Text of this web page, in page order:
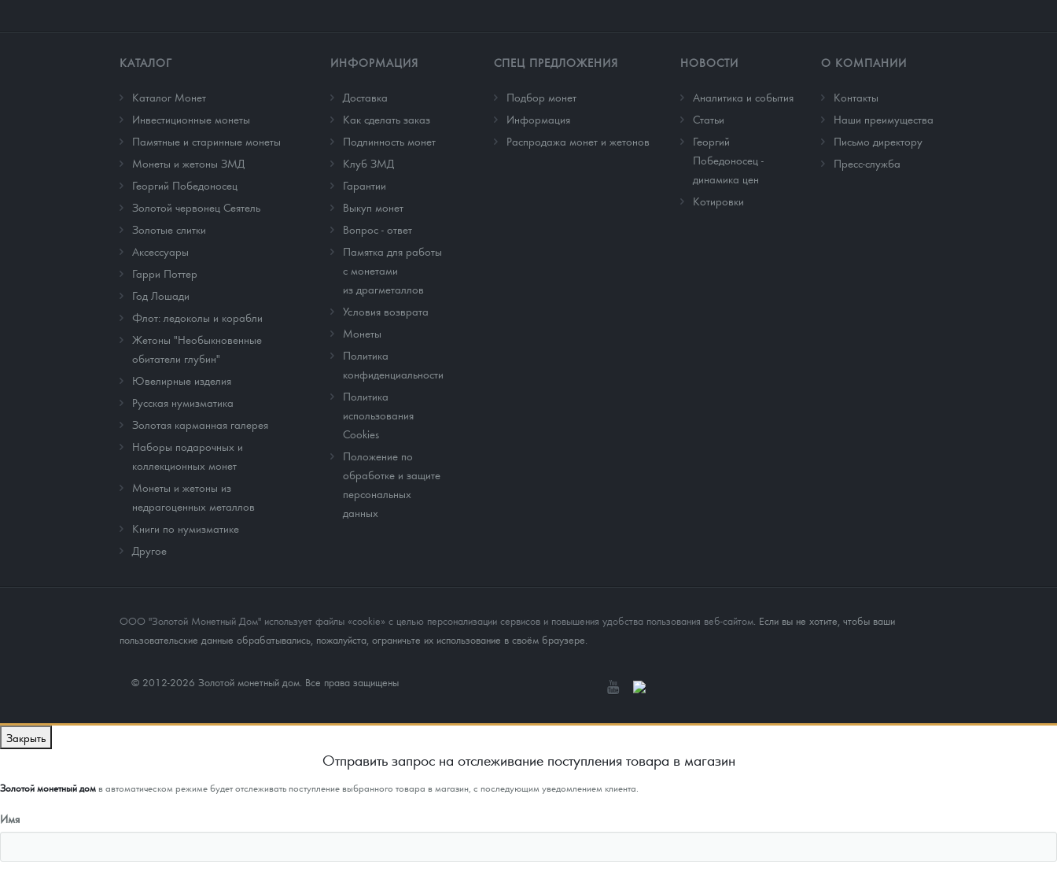
КАТАЛОГ
Каталог Монет
Инвестиционные монеты
Памятные и старинные монеты
Монеты и жетоны ЗМД
Георгий Победоносец
Золотой червонец Сеятель
Золотые слитки
Аксессуары
Гарри Поттер
Год Лошади
Флот: ледоколы и корабли
Жетоны "Необыкновенные
обитатели глубин"
Ювелирные изделия
Русская нумизматика
Золотая карманная галерея
Наборы подарочных и
коллекционных монет
Монеты и жетоны из
недрагоценных металлов
Книги по нумизматике
Другое
ИНФОРМАЦИЯ
Доставка
Как сделать заказ
Подлинность монет
Клуб ЗМД
Гарантии
Выкуп монет
Вопрос - ответ
Памятка для работы
с монетами
из драгметаллов
Условия возврата
Монеты
Политика
конфиденциальности
Политика
использования
Cookies
Положение по
обработке и защите
персональных
данных
СПЕЦ ПРЕДЛОЖЕНИЯ
Подбор монет
Информация
Распродажа монет и жетонов
НОВОСТИ
Аналитика и события
Cтатьи
Георгий
Победоносец -
динамика цен
Котировки
О КОМПАНИИ
Контакты
Наши преимущества
Письмо директору
Пресс-служба
ООО "Золотой Монетный Дом" использует файлы «cookie» с целью персонализации сервисов и повышения удобства пользования веб-сайтом . Если вы не хотите, чтобы ваши
пользовательские данные обрабатывались, пожалуйста, ограничьте их использование в своём браузере.
© 2012-2026 Золотой монетный дом. Все права защищены
Закрыть
Отправить запрос на отслеживание поступления товара в магазин
Золотой монетный домв автоматическом режиме будет отслеживать поступление выбранного товара в магазин, с последующим уведомлением клиента.
Имя